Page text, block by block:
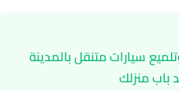
سيارات متنقل بالمدينة
باب منزلك